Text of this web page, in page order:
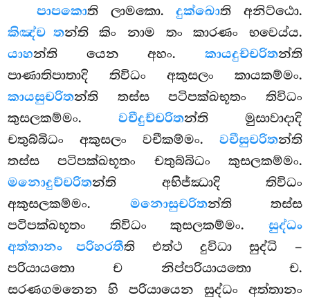
පාපකොති ලාමකො.දුක්ඛොති අනිට්ඨො.
කිඤ්ච තන්ති කිං නාම තං කාරණං භවෙය්ය.
යාහන්ති යෙන අහං. කායදුච්චරිතන්ති
පාණාතිපාතාදි තිවිධං අකුසලං කායකම්මං.
කායසුචරිතන්ති තස්ස පටිපක්ඛභූතං තිවිධං
කුසලකම්මං. වචීදුච්චරිතන්ති මුසාවාදාදි
චතුබ්බිධං අකුසලං වචීකම්මං. වචීසුචරිතන්ති
තස්ස පටිපක්ඛභූතං චතුබ්බිධං කුසලකම්මං.
මනොදුච්චරිතන්ති අභිජ්ඣාදි තිවිධං
අකුසලකම්මං. මනොසුචරිතන්ති තස්ස
පටිපක්ඛභූතං තිවිධං කුසලකම්මං. සුද්ධං
අත්තානං පරිහරතීති එත්ථ දුවිධා සුද්ධි –
පරියායතො ච නිප්පරියායතො ච.
සරණගමනෙන හි පරියායෙන සුද්ධං අත්තානං